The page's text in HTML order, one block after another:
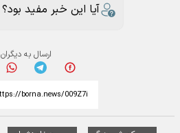
آیا این خبر مفید بود؟
ارسال به دیگران